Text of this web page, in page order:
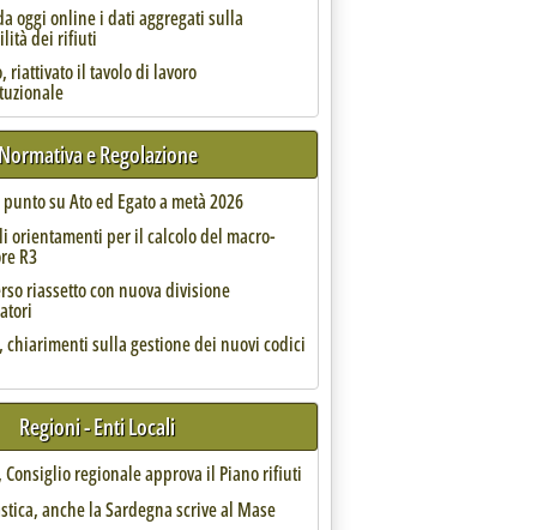
per ottimizzare gestione e raccolta Pfu'
oggi online i dati aggregati sulla
dei rifiuti
riattivato il tavolo di lavoro
Normativa e Regolazione
su Ato ed Egato a metà 2026
orientamenti per il calcolo del macro-
R3
riassetto con nuova divisione
chiarimenti sulla gestione dei nuovi codici
Regioni - Enti Locali
Consiglio regionale approva il Piano rifiuti
anche la Sardegna scrive al Mase